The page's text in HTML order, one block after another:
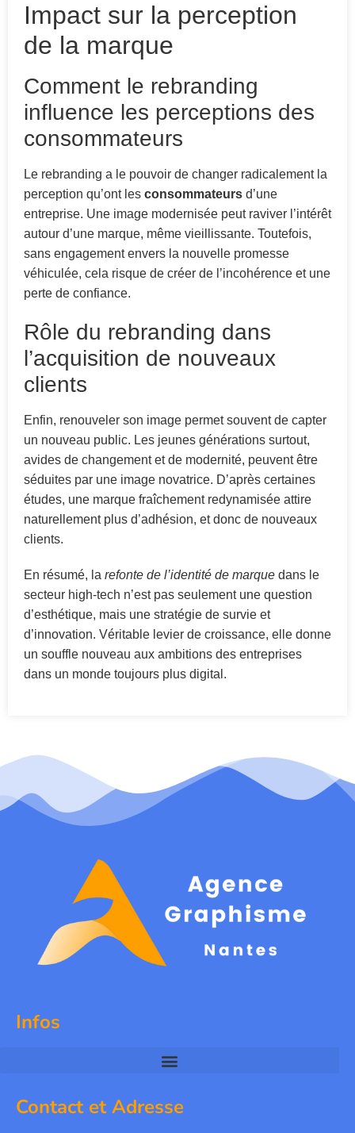
Impact sur la perception
de la marque
Comment le rebranding
influence les perceptions des
consommateurs
Le rebranding a le pouvoir de changer radicalement la
perception qu’ont les consommateurs d’une
entreprise. Une image modernisée peut raviver l’intérêt
autour d’une marque, même vieillissante. Toutefois,
sans engagement envers la nouvelle promesse
véhiculée, cela risque de créer de l’incohérence et une
perte de confiance.
Rôle du rebranding dans
l’acquisition de nouveaux
clients
Enfin, renouveler son image permet souvent de capter
un nouveau public. Les jeunes générations surtout,
avides de changement et de modernité, peuvent être
séduites par une image novatrice. D’après certaines
études, une marque fraîchement redynamisée attire
naturellement plus d’adhésion, et donc de nouveaux
clients.
En résumé, la refonte de l’identité de marque dans le
secteur high-tech n’est pas seulement une question
d’esthétique, mais une stratégie de survie et
d’innovation. Véritable levier de croissance, elle donne
un souffle nouveau aux ambitions des entreprises
dans un monde toujours plus digital.
Infos
Contact et Adresse